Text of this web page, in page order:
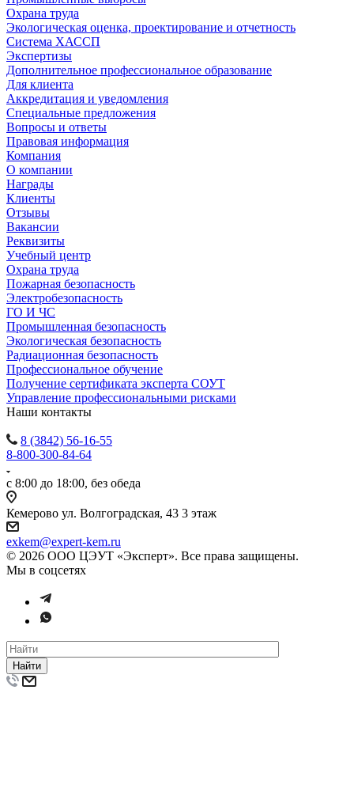
Охрана труда
Экологическая оценка, проектирование и отчетность
Система ХАССП
Экспертизы
Дополнительное профессиональное образование
Для клиента
Аккредитация и уведомления
Специальные предложения
Вопросы и ответы
Правовая информация
Компания
О компании
Награды
Клиенты
Отзывы
Вакансии
Реквизиты
Учебный центр
Охрана труда
Пожарная безопасность
Электробезопасность
ГО И ЧС
Промышленная безопасность
Экологическая безопасность
Радиационная безопасность
Профессиональное обучение
Получение сертификата эксперта СОУТ
Управление профессиональными рисками
Наши контакты
8 (3842) 56-16-55
8-800-300-84-64
с 8:00 до 18:00, без обеда
Кемерово ул. Волгоградская, 43 3 этаж
exkem@expert-kem.ru
© 2026 ООО ЦЭУТ «Эксперт». Все права защищены.
Мы в соцсетях
Найти